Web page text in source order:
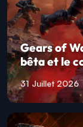
Gears of
bêta et le
31 Juillet 2026